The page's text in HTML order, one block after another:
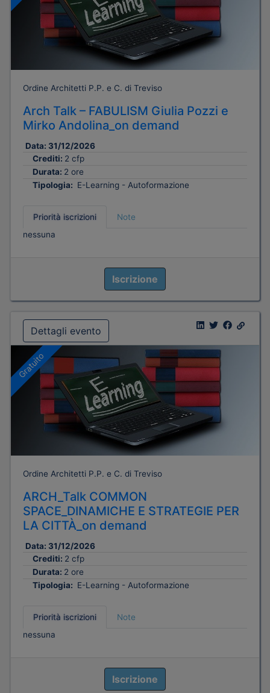
Ordine Architetti P.P. e C. di Treviso
Arch Talk – FABULISM Giulia Pozzi e
Mirko Andolina_on demand
Data: 31/12/2026
Crediti: 2 cfp
Durata: 2 ore
Tipologia: E-Learning - Autoformazione
Priorità iscrizioni
Note
nessuna
Iscrizione
Dettagli evento
Gratuito
Ordine Architetti P.P. e C. di Treviso
ARCH_Talk COMMON
SPACE_DINAMICHE E STRATEGIE PER
LA CITTÀ_on demand
Data: 31/12/2026
Crediti: 2 cfp
Durata: 2 ore
Tipologia: E-Learning - Autoformazione
Priorità iscrizioni
Note
nessuna
Iscrizione